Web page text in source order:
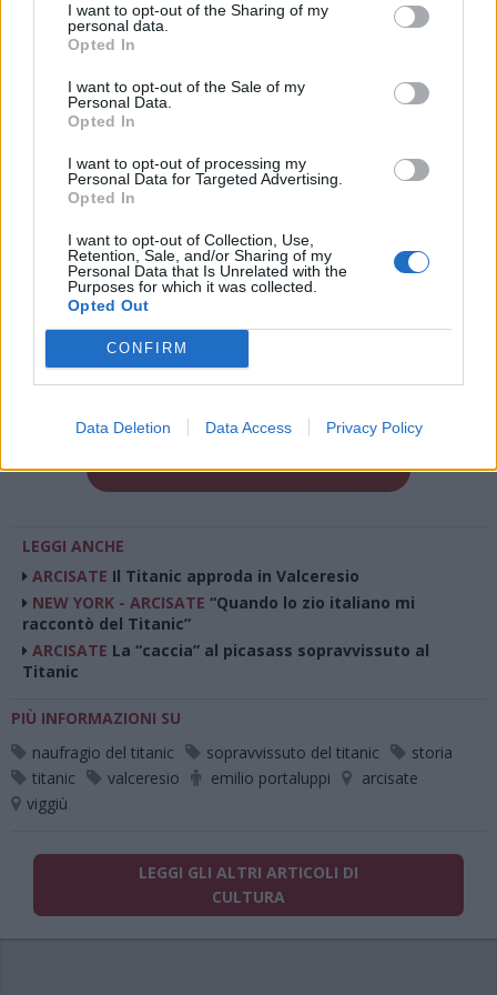
I want to opt-out of the Sharing of my
personal data.
Opted In
I want to opt-out of the Sale of my
Personal Data.
Opted In
I want to opt-out of processing my
Personal Data for Targeted Advertising.
Opted In
I want to opt-out of Collection, Use,
Retention, Sale, and/or Sharing of my
Personal Data that Is Unrelated with the
Purposes for which it was collected.
Opted Out
CONFIRM
Data Deletion Data Access Privacy Policy
conoscitore delle vicende degli italiani sul
Titanic
Tutti gli eventi
Via Confalonieri, 5 - Castronno
LEGGI ANCHE
ARCISATE Il Titanic approda in Valceresio
NEW YORK - ARCISATE “Quando lo zio italiano mi
raccontò del Titanic”
ARCISATE La “caccia” al picasass sopravvissuto al
Titanic
PIÙ INFORMAZIONI SU
naufragio del titanic
sopravvissuto del titanic
storia
titanic
valceresio emilio portaluppi
arcisate
viggiù
LEGGI GLI ALTRI ARTICOLI DI
CULTURA